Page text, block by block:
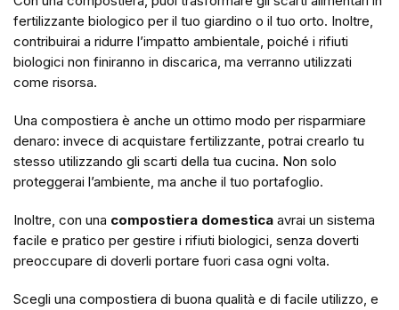
fertilizzante biologico per il tuo giardino o il tuo orto. Inoltre,
contribuirai a ridurre l’impatto ambientale, poiché i rifiuti
biologici non finiranno in discarica, ma verranno utilizzati
come risorsa.
Una compostiera è anche un ottimo modo per risparmiare
denaro: invece di acquistare fertilizzante, potrai crearlo tu
stesso utilizzando gli scarti della tua cucina. Non solo
proteggerai l’ambiente, ma anche il tuo portafoglio.
Inoltre, con una compostiera domestica avrai un sistema
facile e pratico per gestire i rifiuti biologici, senza doverti
preoccupare di doverli portare fuori casa ogni volta.
Scegli una compostiera di buona qualità e di facile utilizzo, e